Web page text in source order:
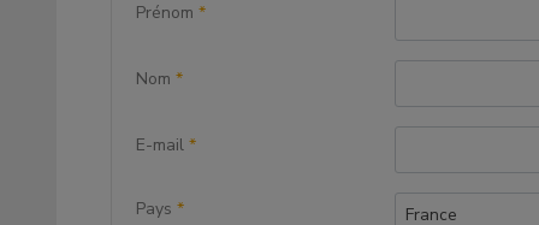
Prénom *
Nom *
E-mail *
Pays * France